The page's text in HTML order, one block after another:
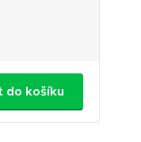
do košíku